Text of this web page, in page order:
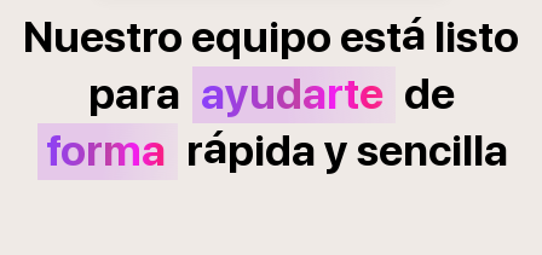
Nuestro equipo está listo
para ayudarte de
forma rápidaysencilla